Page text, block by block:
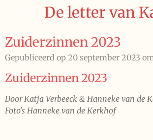
de
hoofdinhoud
De letter van
Zuiderzinnen 2023
Gepubliceerd op 20 september 2023
Zuiderzinnen 2023
Door Katja Verbeeck & Hanneke van de
Foto's Hanneke van de Kerkhof